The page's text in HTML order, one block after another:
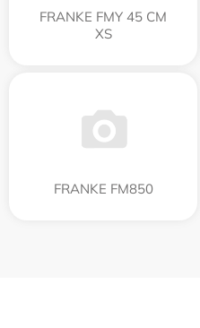
FRANKE FMY 45 CM
XS
FRANKE FM850